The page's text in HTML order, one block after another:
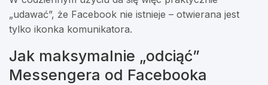
„udawać”, że Facebook nie istnieje – otwierana jest
tylko ikonka komunikatora.
Jak maksymalnie „odciąć”
Messengera od Facebooka